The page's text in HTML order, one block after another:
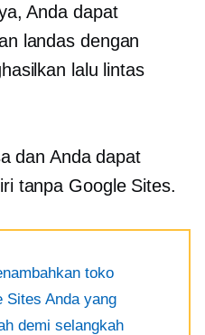
Anda dapat
landas dengan
lalu lintas
dan Anda dapat
tanpa Google Sites.
toko
Sites Anda yang
demi selangkah